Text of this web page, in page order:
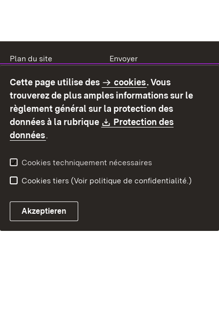
Plan du site
Envoyer
Mode d'emploi
Déclaration sur
l'accessibilité
Contact
Signaler un lien brisé
Cette page utilise des cookies. Vous
trouverez de plus amples informations sur le
règlement général sur la protection des
données à la rubrique
Download:
Protection des
données.
Cookies techniquement nécessaires
Cookies tiers (Voir politique de confidentialité.)
Akzeptieren